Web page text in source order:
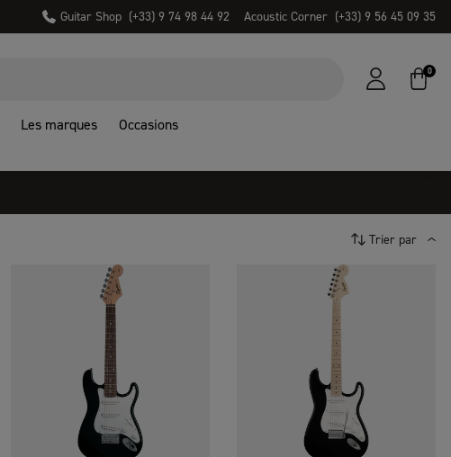
Guitar Shop (+33) 9 74 98 44 92 Acoustic Corner (+33) 9 56 45 09 35
0
Les marques Occasions
Trier par